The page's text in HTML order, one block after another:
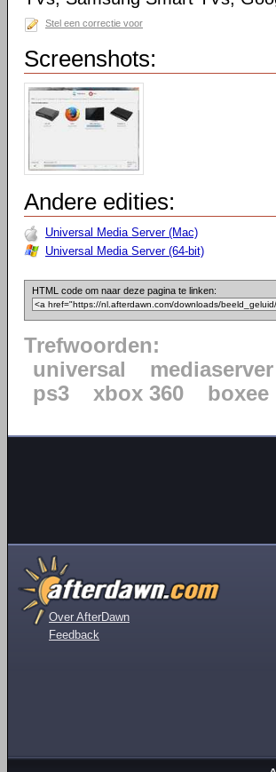
Stel een correctie voor
Screenshots:
Andere edities:
Universal Media Server (Mac)
Universal Media Server (64-bit)
HTML code om naar deze pagina te linken:
Trefwoorden:
universal
mediaserver
ps3
xbox 360 boxee
Over AfterDawn
Feedback